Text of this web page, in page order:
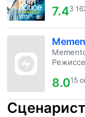
7.43
8.015
Сценарист